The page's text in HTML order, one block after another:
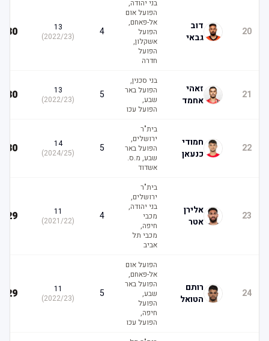
20
דוב
גבאי
בני יהודה,
הפועל אום
אל-פאחם,
הפועל
אשקלון,
הפועל
חדרה
13
2022/23
)
30
21
זאהי
אחמד
בני סכנין,
הפועל באר
שבע,
הפועל עכו
13
2022/23
)
30
22
חמודי
כנעאן
בית"ר
ירושלים,
הפועל באר
שבע, מ.ס.
אשדוד
14
2024/25
)
30
23
אלירן
אטר
בית"ר
ירושלים,
בני יהודה,
מכבי
חיפה,
מכבי תל
אביב
2021/22
)
29
24
רותם
הטואל
הפועל אום
אל-פאחם,
הפועל באר
שבע,
הפועל
חיפה,
הפועל עכו
2022/23
)
29